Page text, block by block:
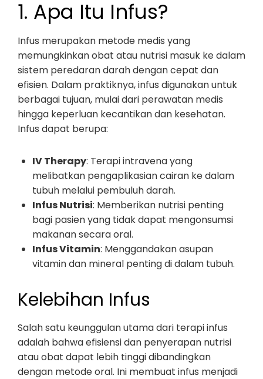
1. Apa Itu Infus?
Infus merupakan metode medis yang
memungkinkan obat atau nutrisi masuk ke dalam
sistem peredaran darah dengan cepat dan
efisien. Dalam praktiknya, infus digunakan untuk
berbagai tujuan, mulai dari perawatan medis
hingga keperluan kecantikan dan kesehatan.
Infus dapat berupa:
IV Therapy: Terapi intravena yang
melibatkan pengaplikasian cairan ke dalam
tubuh melalui pembuluh darah.
Infus Nutrisi: Memberikan nutrisi penting
bagi pasien yang tidak dapat mengonsumsi
makanan secara oral.
Infus Vitamin: Menggandakan asupan
vitamin dan mineral penting di dalam tubuh.
Kelebihan Infus
Salah satu keunggulan utama dari terapi infus
adalah bahwa efisiensi dan penyerapan nutrisi
atau obat dapat lebih tinggi dibandingkan
dengan metode oral. Ini membuat infus menjadi